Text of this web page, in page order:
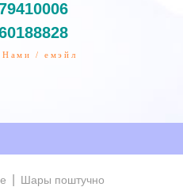
Нами / емэйл
Шары поштучно